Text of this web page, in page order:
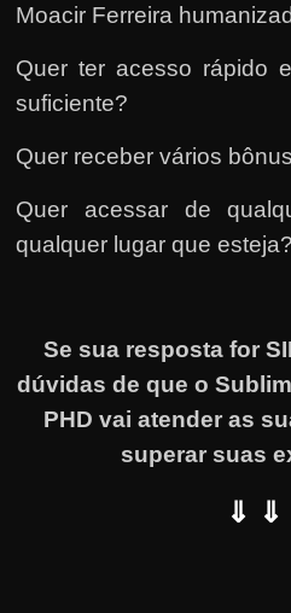
Moacir Ferreira
Quer ter acesso rápido
suficiente?
Quer receber vários
Quer acessar de
qualquer lugar que esteja?
Se sua resposta for
dúvidas de que o
PHD vai atender as
superar suas
⇓ ⇓